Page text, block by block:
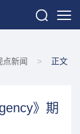
点新闻 > 正文
》期